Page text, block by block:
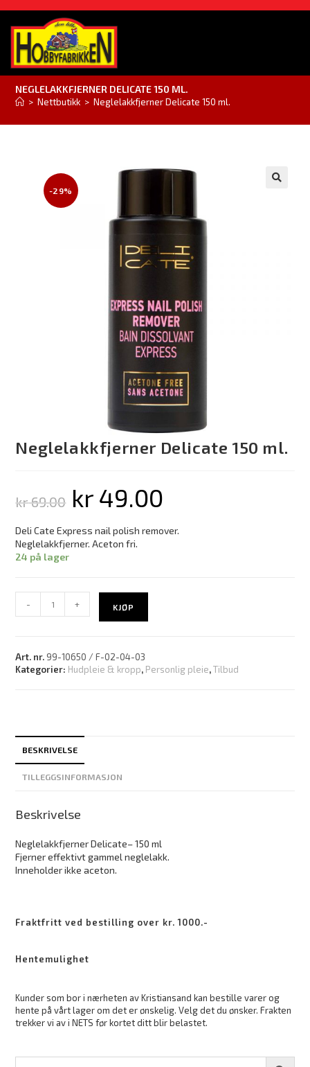
NEGLELAKKFJERNER DELICATE 150 ML.
> Nettbutikk > Neglelakkfjerner Delicate 150 ml.
-29%
Neglelakkfjerner Delicate 150 ml.
kr69.00 kr 49.00
Deli Cate Express nail polish remover.
Neglelakkfjerner. Aceton fri.
24 på lager
- + KJØP
Art. nr. 99-10650 / F-02-04-03
Kategorier: Hudpleie & kropp, Personlig pleie,Tilbud
BESKRIVELSE
TILLEGGSINFORMASJON
Beskrivelse
Neglelakkfjerner Delicate– 150 ml
Fjerner effektivt gammel neglelakk.
Inneholder ikke aceton.
Fraktfritt ved bestilling over kr. 1000.-
Hentemulighet
Kunder som bor i nærheten av Kristiansand kan bestille varer og
hente på vårt lager om det er ønskelig. Velg det du ønsker. Frakten
trekker vi av i NETS før kortet ditt blir belastet.